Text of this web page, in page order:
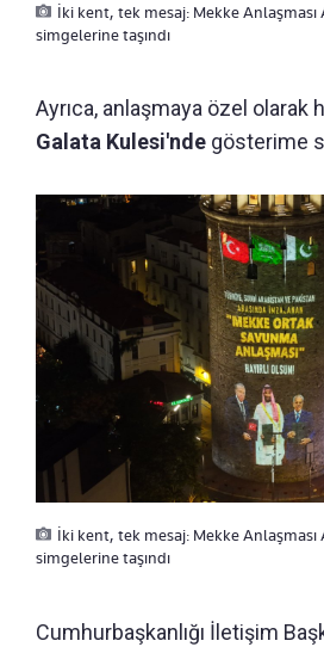
İki kent, tek mesaj: Mekke Anlaşması
simgelerine taşındı
Ayrıca, anlaşmaya özel olarak
Galata Kulesi'nde gösterime
İki kent, tek mesaj: Mekke Anlaşması
simgelerine taşındı
Cumhurbaşkanlığı İletişim